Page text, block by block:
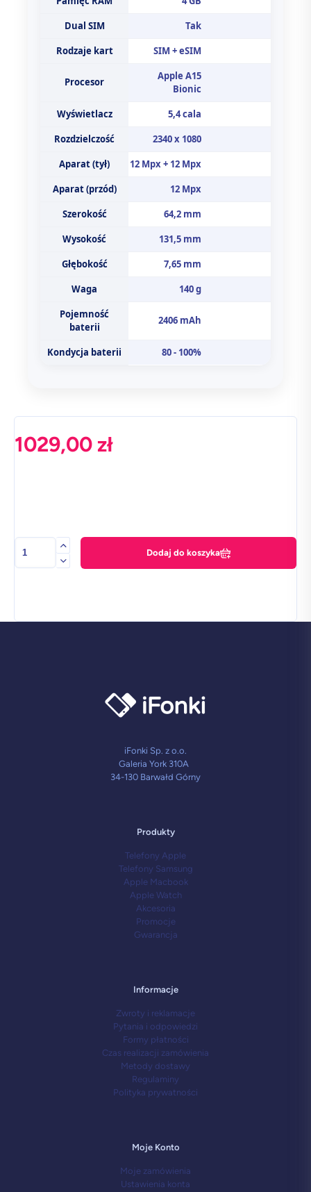
Dual SIM
Tak
Rodzaje kart
SIM + eSIM
Procesor
Apple A15
Bionic
Wyświetlacz
5,4 cala
Rozdzielczość
2340 x 1080
Aparat (tył)
12 Mpx + 12 Mpx
Aparat (przód)
12 Mpx
Szerokość
64,2 mm
Wysokość
131,5 mm
Głębokość
7,65 mm
Waga
140 g
Pojemność
baterii
2406 mAh
Kondycja baterii 80 - 100%
1029,00 zł
Apple
iPhone
GB
Dodaj do koszyka
iFonki Sp. z o.o.
Galeria York 310A
34-130 Barwałd Górny
Produkty
Telefony Apple
Telefony Samsung
Apple Macbook
Apple Watch
Akcesoria
Promocje
Gwarancja
Informacje
Zwroty i reklamacje
Pytania i odpowiedzi
Formy płatności
Czas realizacji zamówienia
Metody dostawy
Regulaminy
Polityka prywatności
Moje Konto
Moje zamówienia
Ustawienia konta